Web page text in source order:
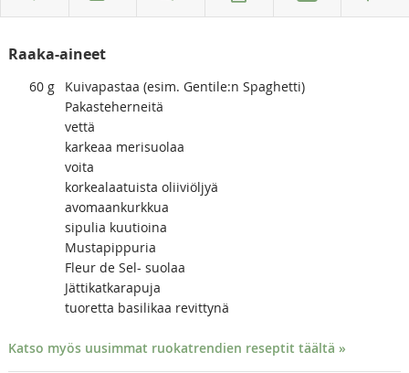
Raaka-aineet
60 g
Kuivapastaa (esim. Gentile:n Spaghetti)
Pakasteherneitä
vettä
karkeaa merisuolaa
voita
korkealaatuista oliiviöljyä
avomaankurkkua
sipulia kuutioina
Mustapippuria
Fleur de Sel- suolaa
Jättikatkarapuja
tuoretta basilikaa revittynä
Katso myös uusimmat ruokatrendien reseptit täältä »